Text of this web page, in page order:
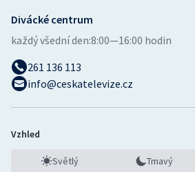
Divácké centrum
každý všední den:8:00—16:00 hodin
261 136 113
info@ceskatelevize.cz
Vzhled
Světlý Tmavý